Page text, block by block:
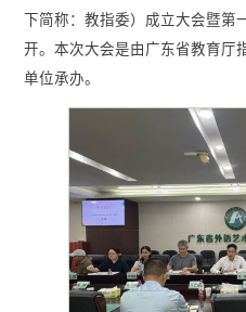
下简称：教指委）成立大会暨
开。本次大会是由广东省教育厅
单位承办。